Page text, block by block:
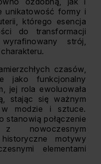
unikatowość formy i
którego esencja
do transformacji
strój,
czasów,
jako funkcjonalny
jej rola ewoluowała
stając się ważnym
w modzie i sztuce.
stanowią połączenie
nowoczesnym
motywy
elementami